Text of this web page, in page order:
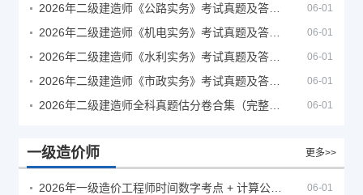
06-01
06-01
06-01
06-01
06-01
一级造价师 更多>>
06-01